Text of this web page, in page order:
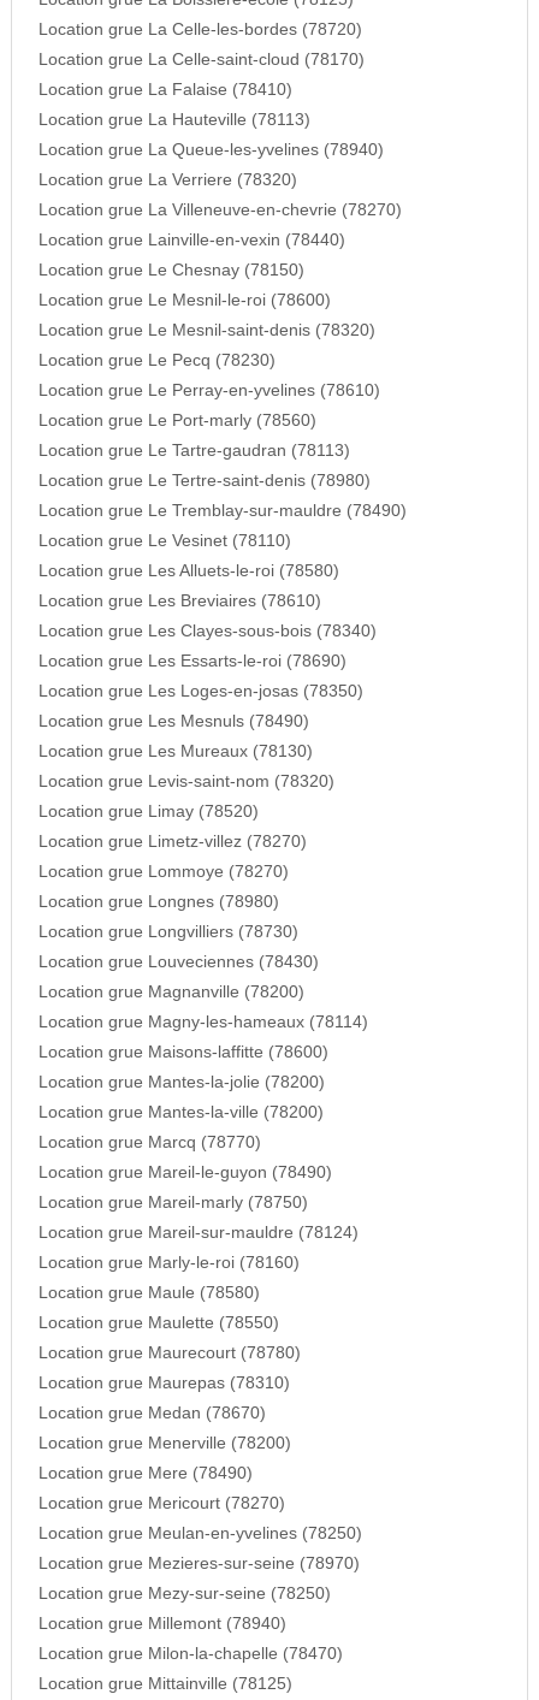
Location grue La Celle-les-bordes (78720)
Location grue La Celle-saint-cloud (78170)
Location grue La Falaise (78410)
Location grue La Hauteville (78113)
Location grue La Queue-les-yvelines (78940)
Location grue La Verriere (78320)
Location grue La Villeneuve-en-chevrie (78270)
Location grue Lainville-en-vexin (78440)
Location grue Le Chesnay (78150)
Location grue Le Mesnil-le-roi (78600)
Location grue Le Mesnil-saint-denis (78320)
Location grue Le Pecq (78230)
Location grue Le Perray-en-yvelines (78610)
Location grue Le Port-marly (78560)
Location grue Le Tartre-gaudran (78113)
Location grue Le Tertre-saint-denis (78980)
Location grue Le Tremblay-sur-mauldre (78490)
Location grue Le Vesinet (78110)
Location grue Les Alluets-le-roi (78580)
Location grue Les Breviaires (78610)
Location grue Les Clayes-sous-bois (78340)
Location grue Les Essarts-le-roi (78690)
Location grue Les Loges-en-josas (78350)
Location grue Les Mesnuls (78490)
Location grue Les Mureaux (78130)
Location grue Levis-saint-nom (78320)
Location grue Limay (78520)
Location grue Limetz-villez (78270)
Location grue Lommoye (78270)
Location grue Longnes (78980)
Location grue Longvilliers (78730)
Location grue Louveciennes (78430)
Location grue Magnanville (78200)
Location grue Magny-les-hameaux (78114)
Location grue Maisons-laffitte (78600)
Location grue Mantes-la-jolie (78200)
Location grue Mantes-la-ville (78200)
Location grue Marcq (78770)
Location grue Mareil-le-guyon (78490)
Location grue Mareil-marly (78750)
Location grue Mareil-sur-mauldre (78124)
Location grue Marly-le-roi (78160)
Location grue Maule (78580)
Location grue Maulette (78550)
Location grue Maurecourt (78780)
Location grue Maurepas (78310)
Location grue Medan (78670)
Location grue Menerville (78200)
Location grue Mere (78490)
Location grue Mericourt (78270)
Location grue Meulan-en-yvelines (78250)
Location grue Mezieres-sur-seine (78970)
Location grue Mezy-sur-seine (78250)
Location grue Millemont (78940)
Location grue Milon-la-chapelle (78470)
Location grue Mittainville (78125)